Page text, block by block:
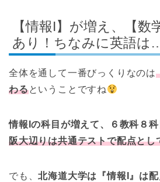
【情報I】が増え、【数
あり！ちなみに英語は
全体を通して一番びっくりなのは
わるということですね
情報Iの科目が増えて、６教科８科
阪大辺りは共通テストで配点とし
でも、北海道大学は『情報I』は